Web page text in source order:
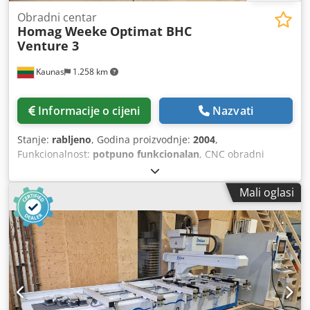
Kaunas 1.258 km
Obradni centar
Homag Weeke Optimat BHC
Venture 3
Informacije o cijeni Nazvati
Stanje: rabljeno, Godina proizvodnje: 2004,
Funkcionalnost: potpuno funkcionalan, CNC obradni
centar Homag Weeke Optimat BHC Venture 3, godina
proizvodnje 2004, na prodaju! Dedjx Ey H Iepfx Acksck
Mali oglasi